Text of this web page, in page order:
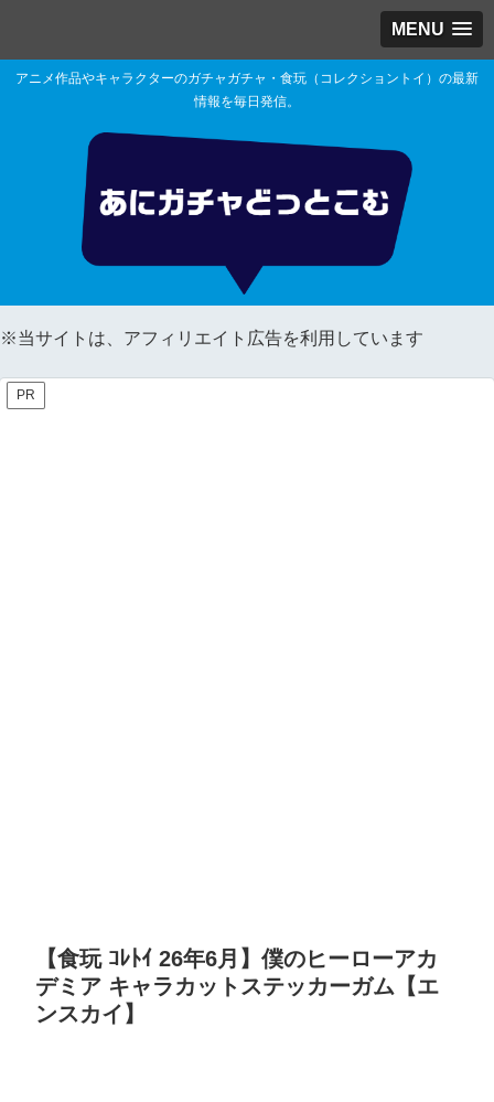
MENU
アニメ作品やキャラクターのガチャガチャ・食玩（コレクショントイ）の最新
情報を毎日発信。
※当サイトは、アフィリエイト広告を利用しています
PR
【食玩 ｺﾚﾄｲ 26年6月】僕のヒーローアカ
デミア キャラカットステッカーガム【エ
ンスカイ】